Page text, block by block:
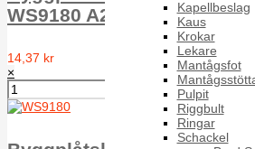
Kapellbeslag
Kaus
Krokar
Lekare
Mantågsfot
Pulpit
Riggbult
Ringar
Schackel
WS9180 A2 A 6.5X130
14,37 kr
×